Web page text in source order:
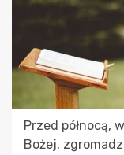
Przed północą,
Bożej,